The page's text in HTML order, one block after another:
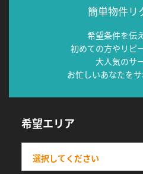
簡単物件リ
希望条件を伝
初めての方やリピ
大人気のサ
お忙しいあなたをサ
希望エリア